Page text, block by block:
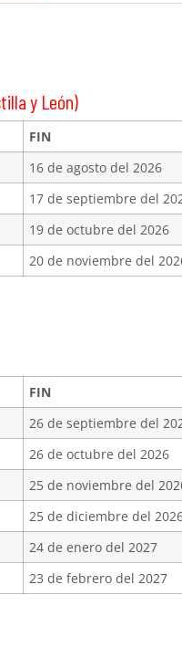
y León)
FIN
16 de agosto del 2026
17 de septiembre del
19 de octubre del 2026
20 de noviembre del
FIN
26 de septiembre del
26 de octubre del 2026
25 de noviembre del
25 de diciembre del
24 de enero del 2027
23 de febrero del 2027